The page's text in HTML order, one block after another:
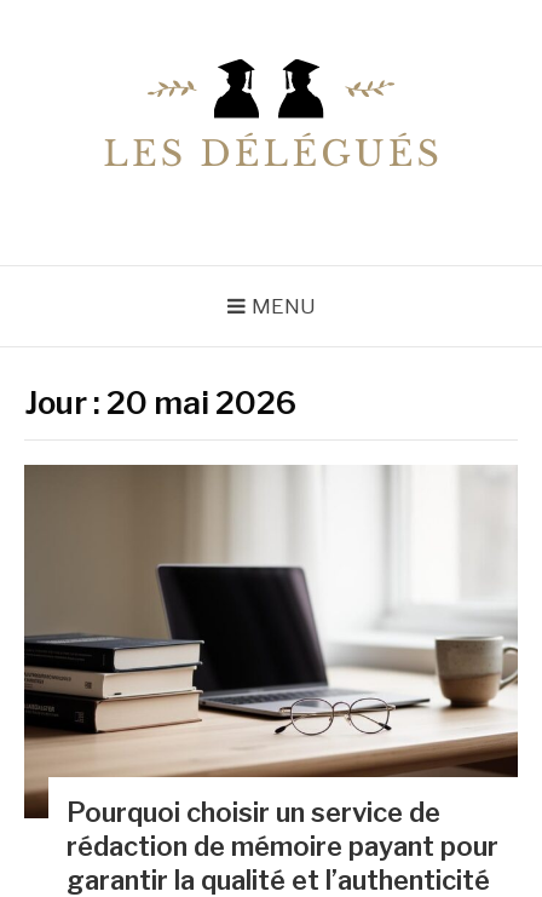
MENU
Jour : 20 mai 2026
Pourquoi choisir un service de
rédaction de mémoire payant pour
garantir la qualité et l’authenticité